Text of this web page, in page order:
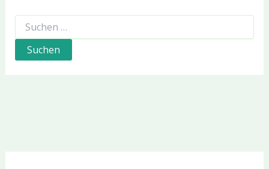
Suchen
nach: